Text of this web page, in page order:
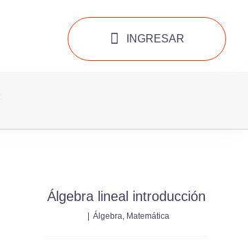
INGRESAR
Álgebra lineal introducción
Álgebra, Matemática